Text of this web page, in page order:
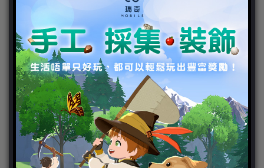
好康活動
官方虛寶
家用遊戲
3DS
PC
PS VITA
PS3
PS4